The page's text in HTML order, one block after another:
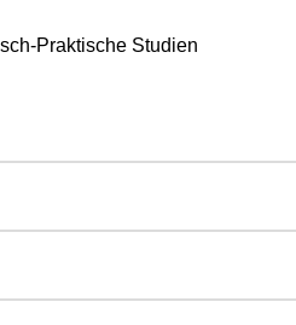
Praktische Studien